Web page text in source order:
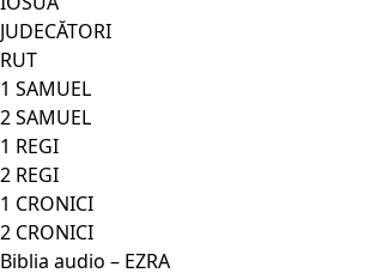
JUDECĂTORI
RUT
1 SAMUEL
2 SAMUEL
1 REGI
2 REGI
1 CRONICI
2 CRONICI
Biblia audio – EZRA